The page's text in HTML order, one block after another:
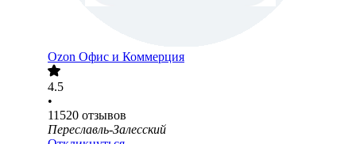
Ozon Офис и Коммерция
4.5
•
11520 отзывов
Переславль-Залесский